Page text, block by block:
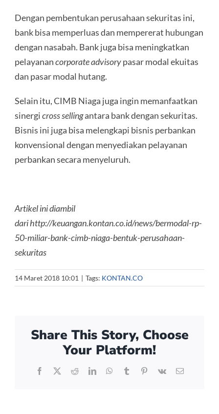
Dengan pembentukan perusahaan sekuritas ini,
bank bisa memperluas dan mempererat hubungan
dengan nasabah. Bank juga bisa meningkatkan
pelayanancorporate advisorypasar modal ekuitas
dan pasar modal hutang.
Selain itu, CIMB Niaga juga ingin memanfaatkan
sinergicross sellingantara bank dengan sekuritas.
Bisnis ini juga bisa melengkapi bisnis perbankan
konvensional dengan menyediakan pelayanan
perbankan secara menyeluruh.
Artikel ini diambil
dari http://keuangan.kontan.co.id/news/bermodal-rp-
50-miliar-bank-cimb-niaga-bentuk-perusahaan-
sekuritas
14 Maret 2018 10:01 | Tags: KONTAN.CO
Share This Story, Choose
Your Platform!
Facebook
X RedditLinkedInWhatsApp
TumblrPinterest
Vk Email